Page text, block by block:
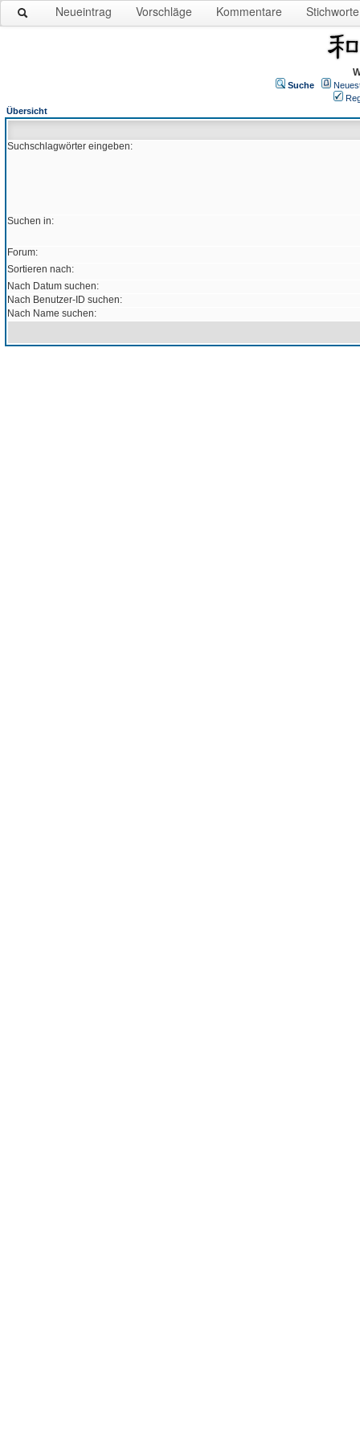
Neueintrag Vorschläge Kommentare Stichworte
Suche
Übersicht
Suchschlagwörter eingeben:
Suchen in:
Forum:
Sortieren nach:
Nach Datum suchen:
Nach Benutzer-ID suchen:
Nach Name suchen: